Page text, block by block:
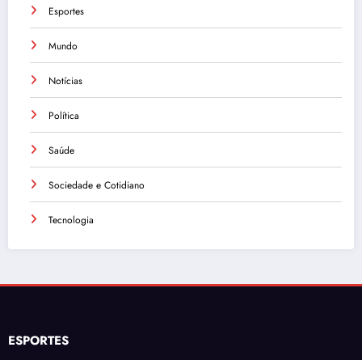
Esportes
Mundo
Notícias
Política
Saúde
Sociedade e Cotidiano
Tecnologia
ESPORTES